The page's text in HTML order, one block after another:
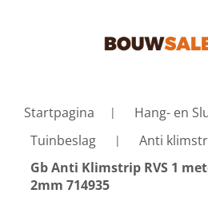
Startpagina
Hang- en
Tuinbeslag
Anti
Gb Anti Klimstrip RVS 1
2mm 714935